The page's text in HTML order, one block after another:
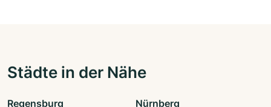
Städte in der Nähe
Regensburg Nürnberg